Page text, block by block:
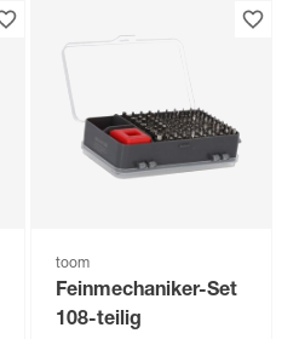
toom
Feinmechaniker-Set
108-teilig